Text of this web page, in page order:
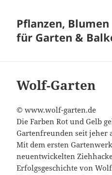
Pflanzen,
für Garten &
Wolf-Garten
© www.wolf-garten.de
Die Farben Rot und Gelb
Gartenfreunden seit jeher
Mit dem ersten
neuentwickelten
Erfolgsgeschichte von